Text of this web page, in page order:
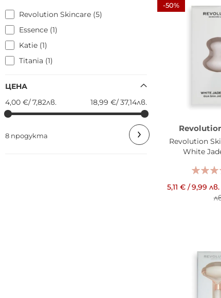
-50%
Revolution
White
5,11 € /9,99 лв.
Revolution Skincare 5
Essence 1
Katie 1
Titania 1
ЦЕНА
4,00 €/7,82лв. 18,99 €/37,14лв.
8 продукта